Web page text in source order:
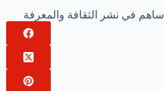
ساهم في نشر الثقافة والمعرفة